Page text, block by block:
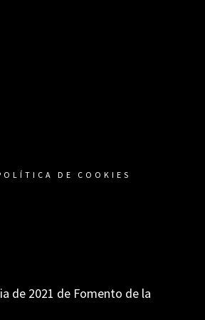
DE COOKIES
de 2021 de Fomento de la